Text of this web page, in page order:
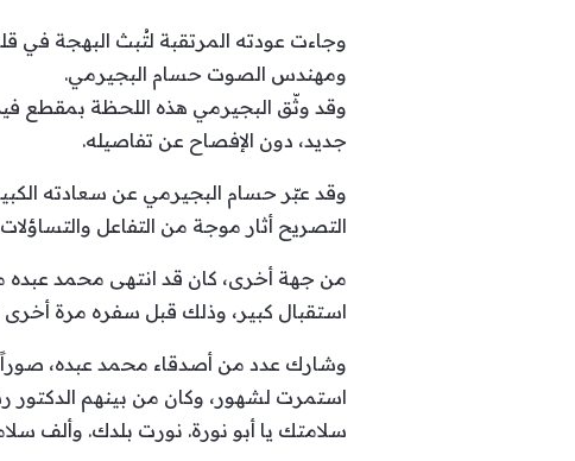
وجاءت عودته المرتقبة لتُبث البهجة في
ومهندس الصوت حسام البجيرمي.
وقد وثّق البجيرمي هذه اللحظة بمقطع
جديد، دون الإفصاح عن تفاصيله.
وقد عبّر حسام البجيرمي عن سعادته
التصريح أثار موجة من التفاعل
من جهة أخرى، كان قد انتهى محمد عبده
استقبال كبير، وذلك قبل سفره مرة أخرى
وشارك عدد من أصدقاء محمد عبده، صوراً
استمرت لشهور، وكان من بينهم الدكتور
سلامتك يا أبو نورة. نورت بلدك. وألف